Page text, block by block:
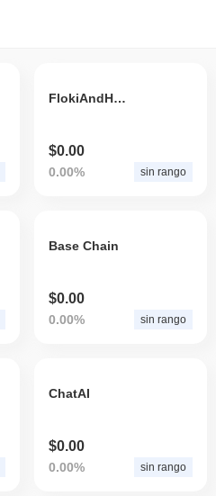
FlokiAndHobbes
$0.00
0.00% sin rango
Base Chain
$0.00
0.00% sin rango
ChatAI
$0.00
0.00% sin rango